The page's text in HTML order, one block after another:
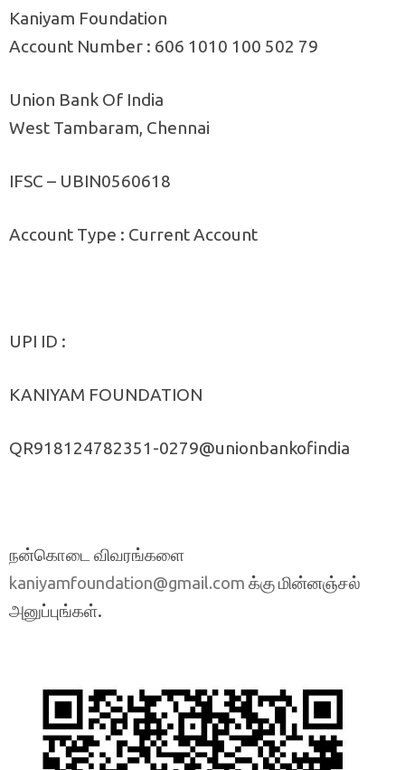
Kaniyam Foundation
Account Number : 606 1010 100 502 79
Union Bank Of India
West Tambaram, Chennai
IFSC – UBIN0560618
Account Type : Current Account
UPI ID :
KANIYAM FOUNDATION
QR918124782351-0279@unionbankofindia
நன்கொடை விவரங்களை
kaniyamfoundation@gmail.com க்கு மின்னஞ்சல்
அனுப்புங்கள்.